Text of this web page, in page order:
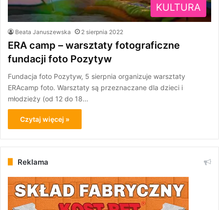
KULTURA
Beata Januszewska 2 sierpnia 2022
ERA camp – warsztaty fotograficzne
fundacji foto Pozytyw
Fundacja foto Pozytyw, 5 sierpnia organizuje warsztaty
ERAcamp foto. Warsztaty są przeznaczane dla dzieci i
młodzieży (od 12 do 18…
Czytaj więcej »
Reklama